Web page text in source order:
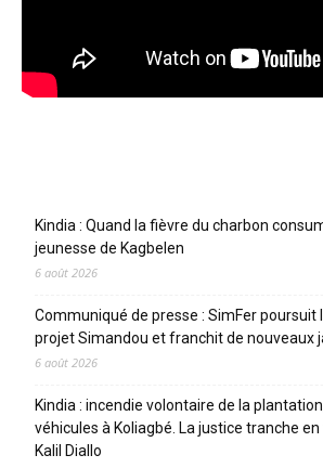
Kindia : Quand la fièvre du charbon
jeunesse de Kagbelen
6 août 2026
Communiqué de presse : SimFer poursuit
projet Simandou et franchit de nouveaux
6 août 2026
Kindia : incendie volontaire de la
véhicules à Koliagbé. La justice tranche
Kalil Diallo